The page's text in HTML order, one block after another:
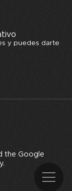
y puedes darte
the Google